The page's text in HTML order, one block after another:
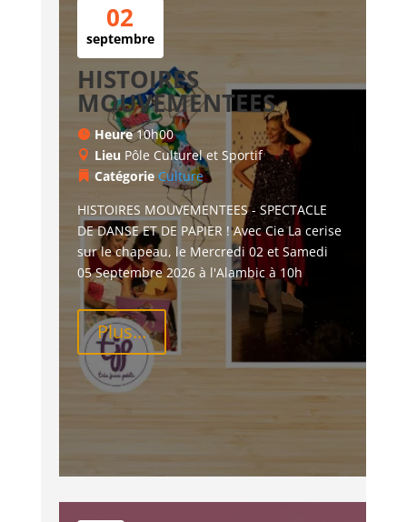
02
septembre
HISTOIRES
MOUVEMENTEES
Heure10h00
Lieu Pôle Culturel et Sportif
Catégorie Culture
HISTOIRES MOUVEMENTEES - SPECTACLE
DE DANSE ET DE PAPIER ! Avec Cie La cerise
sur le chapeau, le Mercredi 02 et Samedi
05 Septembre 2026 à l'Alambic à 10h
Plus...